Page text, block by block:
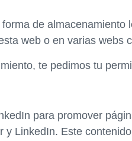
de
web o en varias webs
te pedimos tu
para promover
LinkedIn. Este